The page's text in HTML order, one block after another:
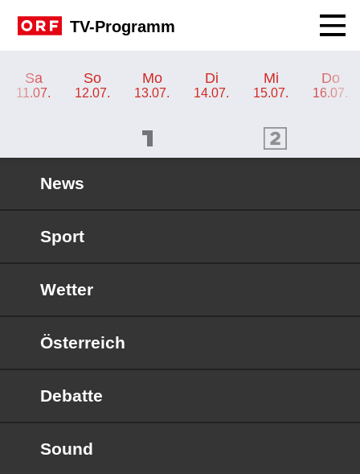
TV-Programm
Sa
11.07.
So
12.07.
Mo
13.07.
Di
14.07.
Mi
15.07.
Do
16.07.
ORF 2 Programm
News
Sport
Wetter
Österreich
Debatte
Sound